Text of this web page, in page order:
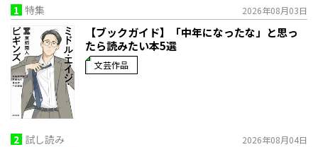
1 特集 2026年08月03日
【ブックガイド】「中年になったな」と思っ
たら読みたい本5選
文芸作品
2 試し読み 2026年08月04日